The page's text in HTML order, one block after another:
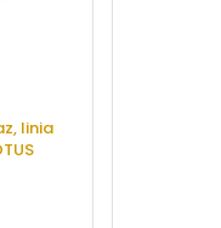
linia